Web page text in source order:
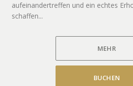
aufeinandertreffen und ein echtes
schaffen...
MEHR
BUCHEN